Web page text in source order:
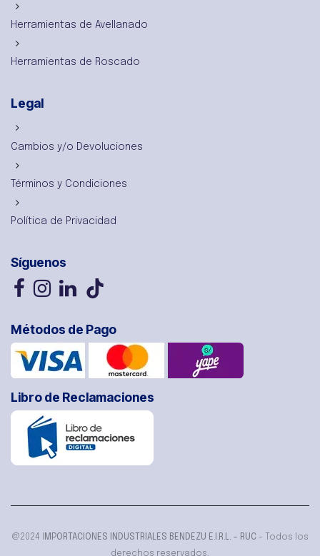
Herramientas de Avellanado
Herramientas de Roscado
Legal
Cambios y/o Devoluciones
Términos y Condiciones
Política de Privacidad
Síguenos
Métodos de Pago
Libro de Reclamaciones
@2024 I MPORTACIONES INDUSTRIALES BENDEZU E.I.R.L. - RUC - Todos los
derechos reservados.